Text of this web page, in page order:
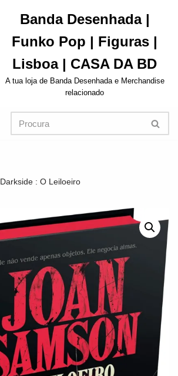
Banda Desenhada |
Funko Pop | Figuras |
Lisboa | CASA DA BD
A tua loja de Banda Desenhada e Merchandise
relacionado
Darkside : O Leiloeiro